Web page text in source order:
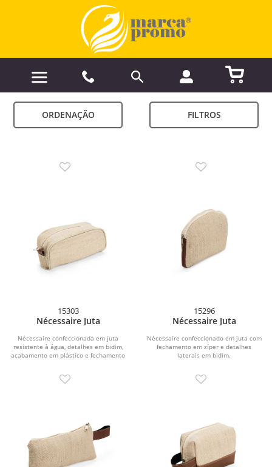
ORDENAÇÃO FILTROS
15303
Nécessaire Juta
Nécessaire confeccionada em juta
resistente à água, detalhes em bidim,
acabamento em plástico e fechamento
15296
Nécessaire Juta
Nécessaire confeccionado em juta com
fechamento em zíper e detalhes
laterais em bidim.